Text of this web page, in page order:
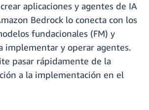
aplicaciones y agentes de IA
Bedrock lo conecta con los
fundacionales (FM) y
implementar y operar agentes.
pasar rápidamente de la
a la implementación en el